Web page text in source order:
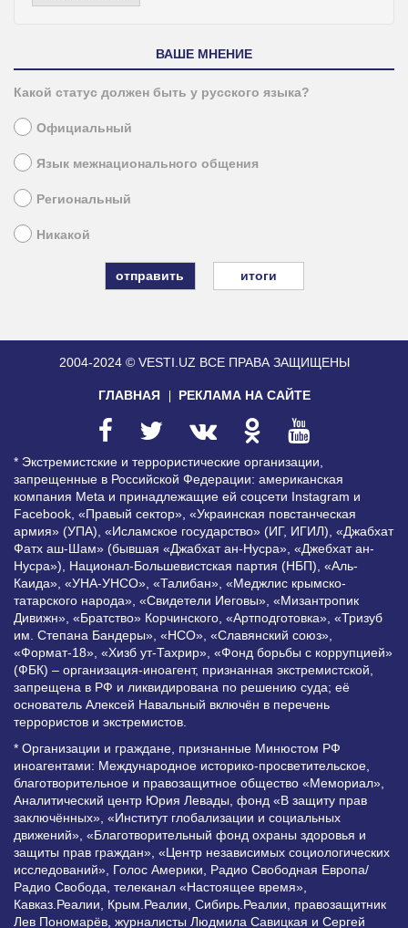
ВАШЕ МНЕНИЕ
Какой статус должен быть у русского языка?
Официальный
Язык межнационального общения
Региональный
Никакой
итоги
2004-2024 © VESTI.UZ ВСЕ ПРАВА ЗАЩИЩЕНЫ
ГЛАВНАЯ РЕКЛАМА НА САЙТЕ
* Экстремистские и террористические организации,
запрещенные в Российской Федерации: американская
компания Meta и принадлежащие ей соцсети Instagram и
Facebook, «Правый сектор», «Украинская повстанческая
армия» (УПА), «Исламское государство» (ИГ, ИГИЛ), «Джабхат
Фатх аш-Шам» (бывшая «Джабхат ан-Нусра», «Джебхат ан-
Нусра»), Национал-Большевистская партия (НБП), «Аль-
Каида», «УНА-УНСО», «Талибан», «Меджлис крымско-
татарского народа», «Свидетели Иеговы», «Мизантропик
Дивижн», «Братство» Корчинского, «Артподготовка», «Тризуб
им. Степана Бандеры», «НСО», «Славянский союз»,
«Формат-18», «Хизб ут-Тахрир», «Фонд борьбы с коррупцией»
(ФБК) – организация-иноагент, признанная экстремистской,
запрещена в РФ и ликвидирована по решению суда; её
основатель Алексей Навальный включён в перечень
террористов и экстремистов.
* Организации и граждане, признанные Минюстом РФ
иноагентами: Международное историко-просветительское,
благотворительное и правозащитное общество «Мемориал»,
Аналитический центр Юрия Левады, фонд «В защиту прав
заключённых», «Институт глобализации и социальных
движений», «Благотворительный фонд охраны здоровья и
защиты прав граждан», «Центр независимых социологических
исследований», Голос Америки, Радио Свободная Европа/
Радио Свобода, телеканал «Настоящее время»,
Кавказ.Реалии, Крым.Реалии, Сибирь.Реалии, правозащитник
Лев Пономарёв, журналисты Людмила Савицкая и Сергей